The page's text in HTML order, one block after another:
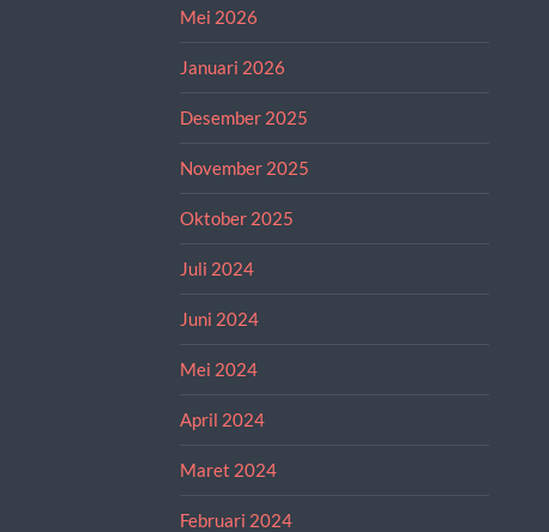
Mei 2026
Januari 2026
Desember 2025
November 2025
Oktober 2025
Juli 2024
Juni 2024
Mei 2024
April 2024
Maret 2024
Februari 2024